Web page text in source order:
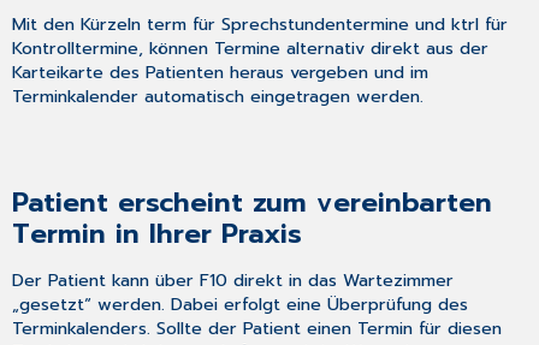
Mit den Kürzeln term für Sprechstundentermine und ktrl für
Kontrolltermine, können Termine alternativ direkt aus der
Karteikarte des Patienten heraus vergeben und im
Terminkalender automatisch eingetragen werden.
Patient erscheint zum vereinbarten
Termin in Ihrer Praxis
Der Patient kann über F10 direkt in das Wartezimmer
„gesetzt“ werden. Dabei erfolgt eine Überprüfung des
Terminkalenders. Sollte der Patient einen Termin für diesen